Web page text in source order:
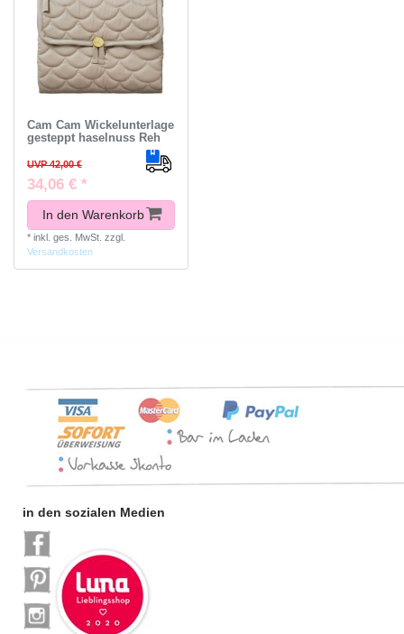
Cam Cam Wickelunterlage
gesteppt haselnuss Reh
UVP 42,00 €
34,06 € *
In den Warenkorb
* inkl. ges. MwSt. zzgl.
Versandkosten
in den sozialen Medien